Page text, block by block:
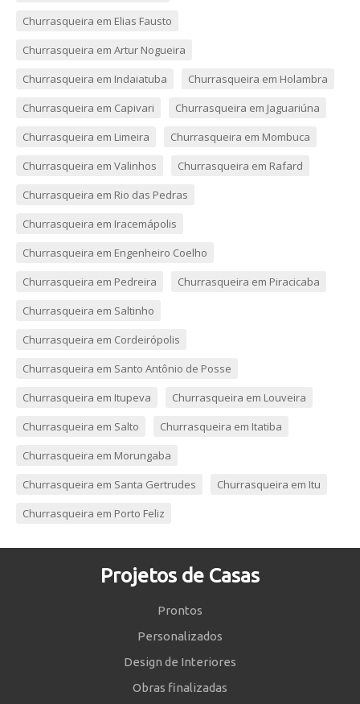
Churrasqueira em Elias Fausto
Churrasqueira em Artur Nogueira
Churrasqueira em Indaiatuba
Churrasqueira em Holambra
Churrasqueira em Capivari
Churrasqueira em Jaguariúna
Churrasqueira em Limeira
Churrasqueira em Mombuca
Churrasqueira em Valinhos
Churrasqueira em Rafard
Churrasqueira em Rio das Pedras
Churrasqueira em Iracemápolis
Churrasqueira em Engenheiro Coelho
Churrasqueira em Pedreira
Churrasqueira em Piracicaba
Churrasqueira em Saltinho
Churrasqueira em Cordeirópolis
Churrasqueira em Santo Antônio de Posse
Churrasqueira em Itupeva
Churrasqueira em Louveira
Churrasqueira em Salto
Churrasqueira em Itatiba
Churrasqueira em Morungaba
Churrasqueira em Santa Gertrudes
Churrasqueira em Itu
Churrasqueira em Porto Feliz
Projetos de Casas
Prontos
Personalizados
Design de Interiores
Obras finalizadas